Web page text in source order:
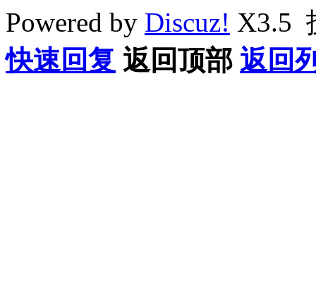
Powered by Discuz! X3.5
快速回复 返回顶部 返回